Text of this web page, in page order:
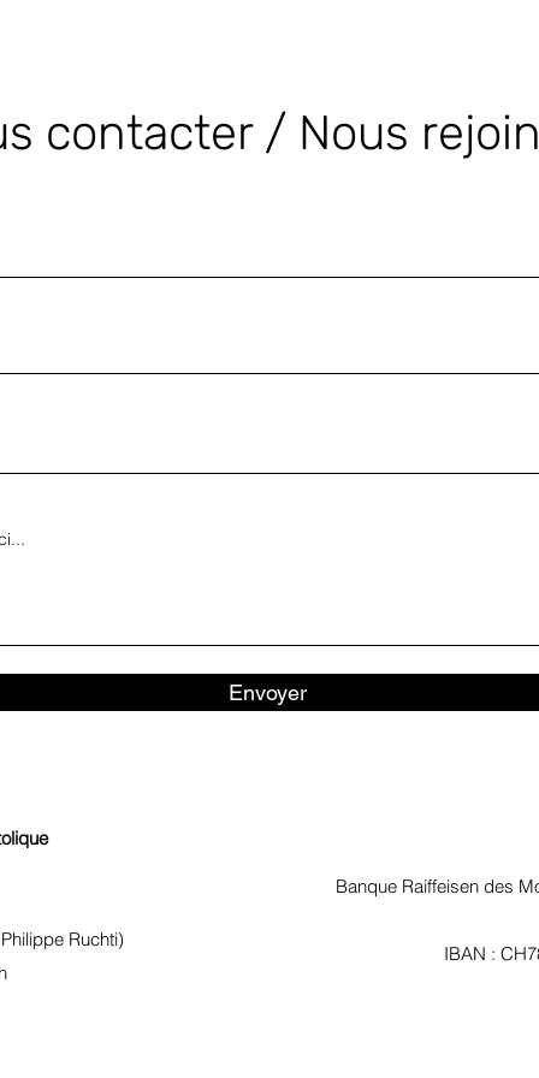
contacter / Nous
Envoyer
Ruchti)
Banque Raiffeisen des
IBAN :